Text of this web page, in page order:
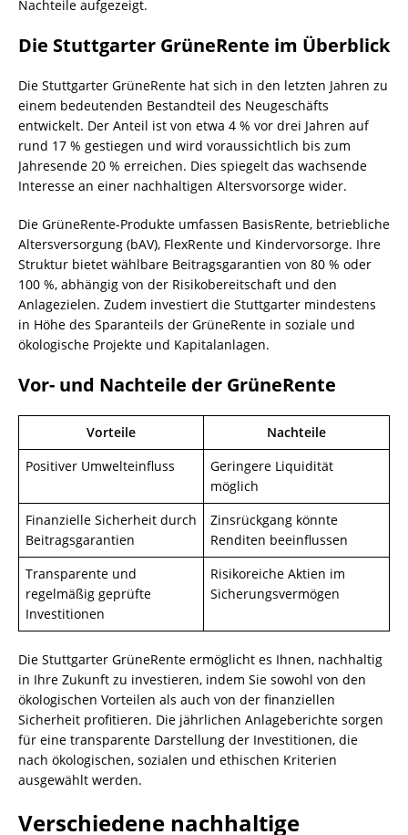
Nachteile aufgezeigt.
Die Stuttgarter GrüneRente im Überblick
Die Stuttgarter GrüneRente hat sich in den letzten Jahren zu
einem bedeutenden Bestandteil des Neugeschäfts
entwickelt. Der Anteil ist von etwa 4 % vor drei Jahren auf
rund 17 % gestiegen und wird voraussichtlich bis zum
Jahresende 20 % erreichen. Dies spiegelt das wachsende
Interesse an einer nachhaltigen Altersvorsorge wider.
Die GrüneRente-Produkte umfassen BasisRente, betriebliche
Altersversorgung (bAV), FlexRente und Kindervorsorge. Ihre
Struktur bietet wählbare Beitragsgarantien von 80 % oder
100 %, abhängig von der Risikobereitschaft und den
Anlagezielen. Zudem investiert die Stuttgarter mindestens
in Höhe des Sparanteils der GrüneRente in soziale und
ökologische Projekte und Kapitalanlagen.
Vor- und Nachteile der GrüneRente
Vorteile
Nachteile
Positiver Umwelteinfluss
Geringere Liquidität
möglich
Finanzielle Sicherheit durch
Beitragsgarantien
Zinsrückgang könnte
Renditen beeinflussen
Transparente und
regelmäßig geprüfte
Investitionen
Risikoreiche Aktien im
Sicherungsvermögen
Die Stuttgarter GrüneRente ermöglicht es Ihnen, nachhaltig
in Ihre Zukunft zu investieren, indem Sie sowohl von den
ökologischen Vorteilen als auch von der finanziellen
Sicherheit profitieren. Die jährlichen Anlageberichte sorgen
für eine transparente Darstellung der Investitionen, die
nach ökologischen, sozialen und ethischen Kriterien
ausgewählt werden.
Verschiedene nachhaltige